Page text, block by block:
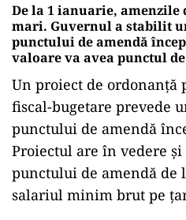
De la 1 ianuarie,
mari. Guvernul a stabilit
punctului de amendă
valoare va avea punctul
Un proiect de
fiscal-bugetare prevede
punctului de amendă
Proiectul are în vedere
punctului de amendă de
salariul minim brut pe